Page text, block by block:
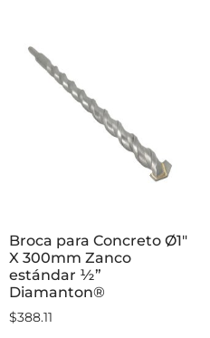
Broca para Concreto Ø1″
X 300mm Zanco
estándar ½”
Diamanton®
$388.11